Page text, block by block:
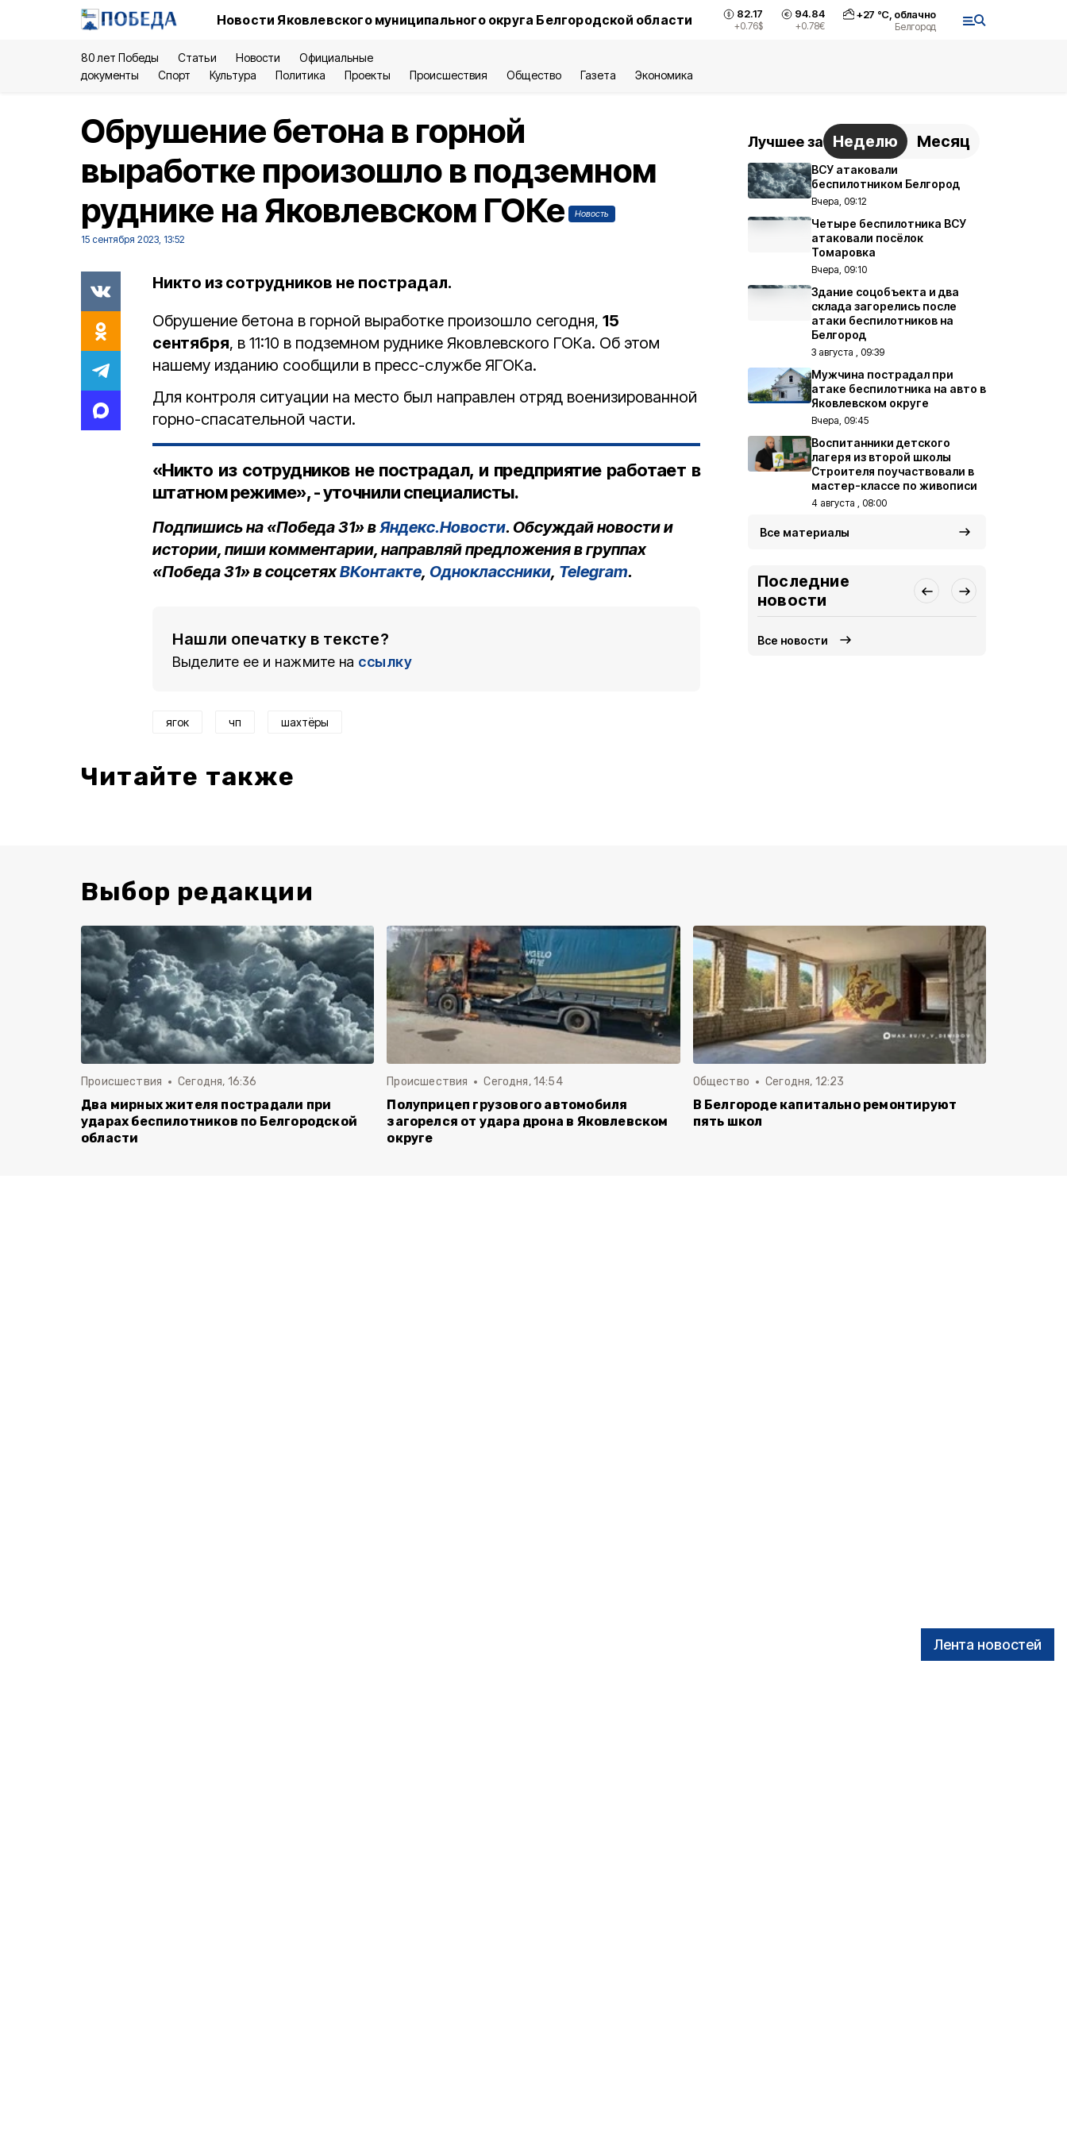
Новости Яковлевского муниципального округа Белгородской области 82.17
+0.76$
94.84
+0.78€
+27 °С, облачно
Белгород
80 лет Победы Статьи Новости
Официальные
документы
Спорт Культура Политика Проекты Происшествия Общество Газета Экономика
Лента новостей
Обрушение бетона в горной
выработке произошло в подземном
руднике на Яковлевском ГОКе
Новость
15 сентября 2023, 13:52
Никто из сотрудников не пострадал.
Обрушение бетона в горной выработке произошло сегодня, 15
сентября, в 11:10 в подземном руднике Яковлевского ГОКа. Об этом
нашему изданию сообщили в пресс-службе ЯГОКа.
Для контроля ситуации на место был направлен отряд военизированной
горно-спасательной части.
«Никто из сотрудников не пострадал, и предприятие работает в
штатном режиме», - уточнили специалисты.
Подпишись на «Победа 31» вЯндекс.Новости. Обсуждай новости и
истории, пиши комментарии, направляй предложения в группах
«Победа 31» в соцсетяхВКонтакте, Одноклассники, Telegram.
Нашли опечатку в тексте?
Выделите ее и нажмите на ссылку
ягок чп шахтёры
Читайте также
Лучшее за Неделю Месяц
ВСУ атаковали
беспилотником Белгород
Вчера, 09:12
Четыре беспилотника ВСУ
атаковали посёлок
Томаровка
Вчера, 09:10
Здание соцобъекта и два
склада загорелись после
атаки беспилотников на
Белгород
3 августа , 09:39
Мужчина пострадал при
атаке беспилотника на авто в
Яковлевском округе
Вчера, 09:45
Воспитанники детского
лагеря из второй школы
Строителя поучаствовали в
мастер-классе по живописи
4 августа , 08:00
Все материалы
Последние
новости
Все новости
Выбор редакции
Происшествия Сегодня, 16:36
Два мирных жителя пострадали при
ударах беспилотников по Белгородской
области
Происшествия Сегодня, 14:54
Полуприцеп грузового автомобиля
загорелся от удара дрона в Яковлевском
округе
Общество Сегодня, 12:23
В Белгороде капитально ремонтируют
пять школ